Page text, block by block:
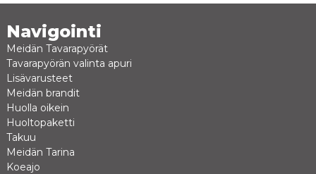
Navigointi
Meidän Tavarapyörät
Tavarapyörän valinta apuri
Lisävarusteet
Meidän brandit
Huolla oikein
Huoltopaketti
Takuu
Meidän Tarina
Koeajo